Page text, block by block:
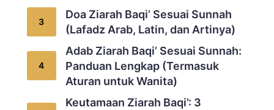
Doa Ziarah Baqi’ Sesuai Sunnah
(Lafadz Arab, Latin, dan Artinya)
Adab Ziarah Baqi’ Sesuai Sunnah:
Panduan Lengkap (Termasuk
Aturan untuk Wanita)
Keutamaan Ziarah Baqi’: 3